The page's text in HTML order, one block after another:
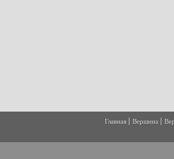
Главная Вершина